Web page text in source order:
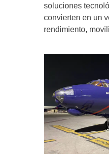
soluciones
convierten en un
rendimiento,